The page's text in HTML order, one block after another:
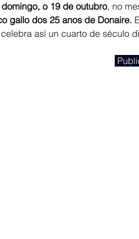
domingo, o 19 de outubro, no
gallo dos 25 anos de Donaire.
así un cuarto de século